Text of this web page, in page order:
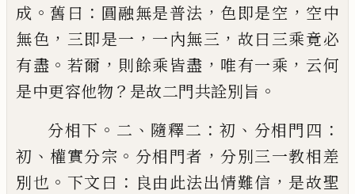
成 。舊曰 ： 圓融無是普法 ， 色即是空 ， 空中
無色 ， 三即是一 ， 一內無三 ， 故曰三乘竟必
有盡 。 若爾 ， 則餘乘皆盡 ， 唯有一乘 ， 云何
是中更容他物？ 是故二門共詮別旨 。
分相下 。 二 、 隨釋二 ：初 、 分相門四 ：
初 、 權實分宗 。 分相門者 ， 分別三一教相差
別也 。 下文曰 ： 良由此法出情難信 ， 是故聖